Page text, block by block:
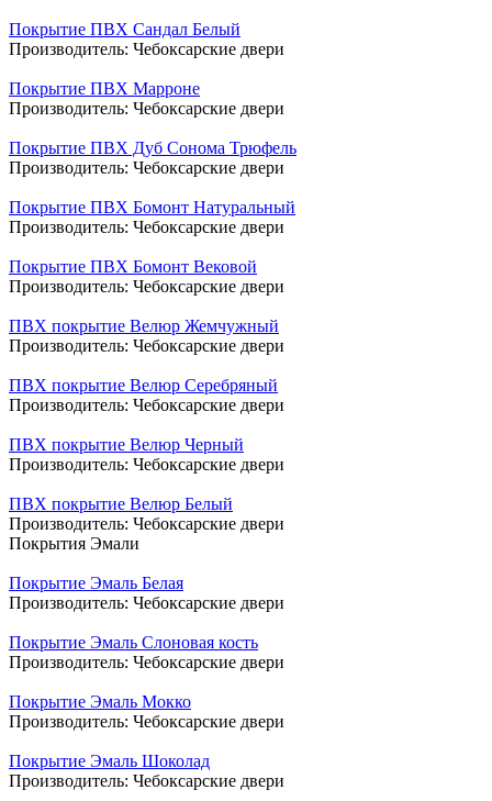
Покрытие ПВХ Сандал Белый
Производитель: Чебоксарские двери
Покрытие ПВХ Марроне
Производитель: Чебоксарские двери
Покрытие ПВХ Дуб Сонома Трюфель
Производитель: Чебоксарские двери
Покрытие ПВХ Бомонт Натуральный
Производитель: Чебоксарские двери
Покрытие ПВХ Бомонт Вековой
Производитель: Чебоксарские двери
ПВХ покрытие Велюр Жемчужный
Производитель: Чебоксарские двери
ПВХ покрытие Велюр Серебряный
Производитель: Чебоксарские двери
ПВХ покрытие Велюр Черный
Производитель: Чебоксарские двери
ПВХ покрытие Велюр Белый
Производитель: Чебоксарские двери
Покрытия Эмали
Покрытие Эмаль Белая
Производитель: Чебоксарские двери
Покрытие Эмаль Слоновая кость
Производитель: Чебоксарские двери
Покрытие Эмаль Мокко
Производитель: Чебоксарские двери
Покрытие Эмаль Шоколад
Производитель: Чебоксарские двери